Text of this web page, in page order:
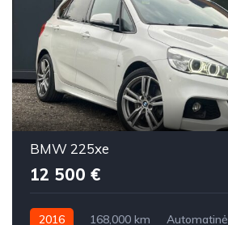
BMW 225xe
12 500 €
2016 168,000 km
Automatinė